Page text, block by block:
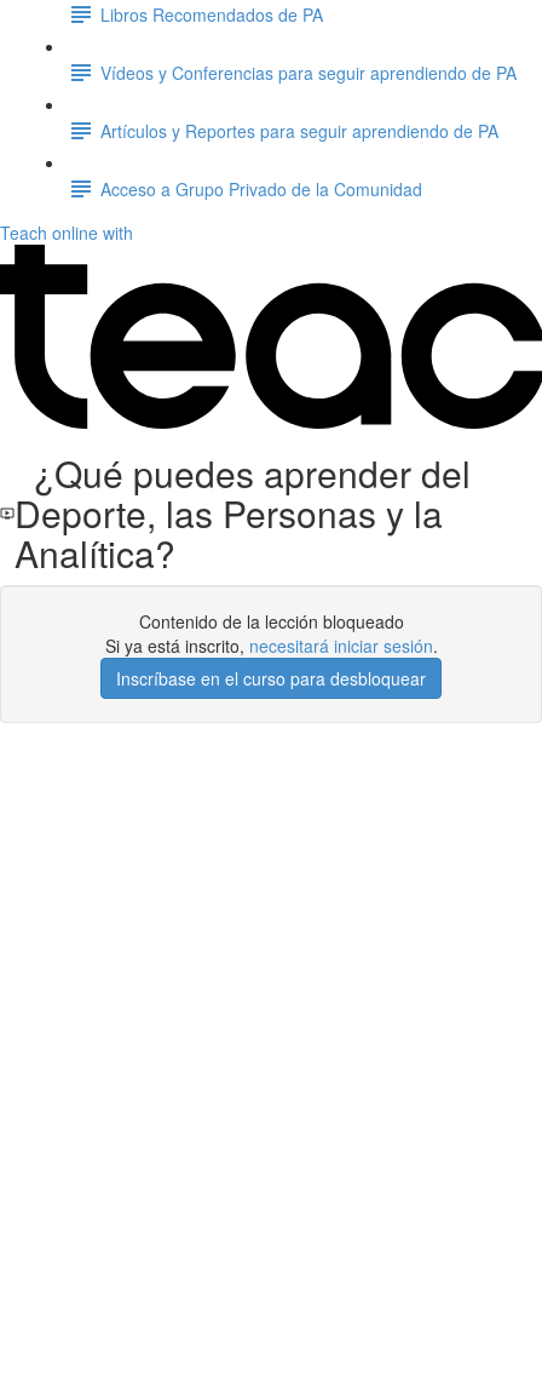
Libros Recomendados de PA
Vídeos y Conferencias para seguir aprendiendo de PA
Artículos y Reportes para seguir aprendiendo de PA
Acceso a Grupo Privado de la Comunidad
Teach online with
¿Qué puedes aprender del
Deporte, las Personas y la
Analítica?
Contenido de la lección bloqueado
Si ya está inscrito, necesitará iniciar sesión.
Inscríbase en el curso para desbloquear